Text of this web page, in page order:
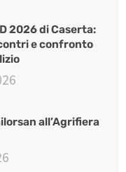
2026 di Caserta:
e confronto
all’Agrifiera